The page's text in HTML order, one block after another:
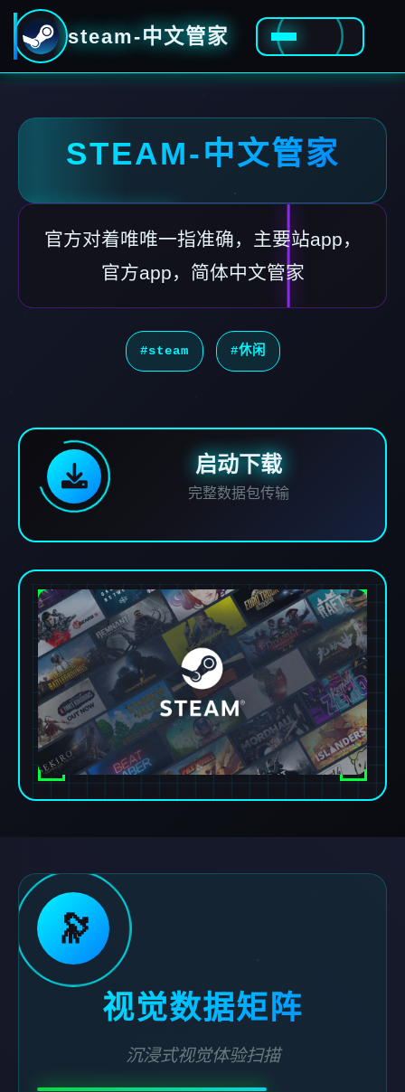
steam-中文管家
STEAM-中文管家
官方对着唯唯一指准确，主要站app，
官方app，简体中文管家
#steam #休闲
启动下载
完整数据包传输
🔭
视觉数据矩阵
沉浸式视觉体验扫描